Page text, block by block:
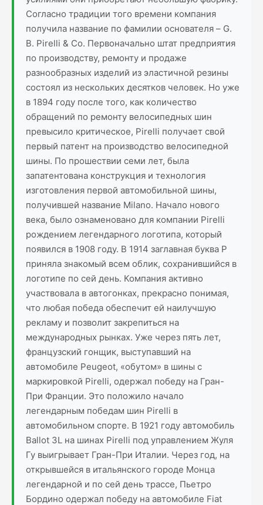
Согласно традиции того времени компания
получила название по фамилии основателя – G.
B. Pirelli & Co. Первоначально штат предприятия
по производству, ремонту и продаже
разнообразных изделий из эластичной резины
состоял из нескольких десятков человек. Но уже
в 1894 году после того, как количество
обращений по ремонту велосипедных шин
превысило критическое, Pirelli получает свой
первый патент на производство велосипедной
шины. По прошествии семи лет, была
запатентована конструкция и технология
изготовления первой автомобильной шины,
получившей название Milano. Начало нового
века, было ознаменовано для компании Pirelli
рождением легендарного логотипа, который
появился в 1908 году. В 1914 заглавная буква P
приняла знакомый всем облик, сохранившийся в
логотипе по сей день. Компания активно
участвовала в автогонках, прекрасно понимая,
что любая победа обеспечит ей наилучшую
рекламу и позволит закрепиться на
международных рынках. Уже через пять лет,
французский гонщик, выступавший на
автомобиле Peugeot, «обутом» в шины с
маркировкой Pirelli, одержал победу на Гран-
При Франции. Это положило начало
легендарным победам шин Pirelli в
автомобильном спорте. В 1921 году автомобиль
Ballot 3L на шинах Pirelli под управлением Жуля
Гу выигрывает Гран-При Италии. Через год, на
открывшейся в итальянского городе Монца
легендарной и по сей день трассе, Пьетро
Бордино одержал победу на автомобиле Fiat